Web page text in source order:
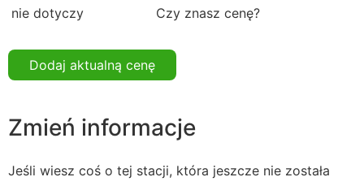
nie dotyczy Czy znasz cenę?
Dodaj aktualną cenę
Zmień informacje
Jeśli wiesz coś o tej stacji, która jeszcze nie została